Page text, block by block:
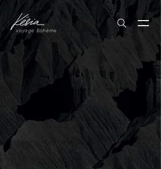
voyage bohème